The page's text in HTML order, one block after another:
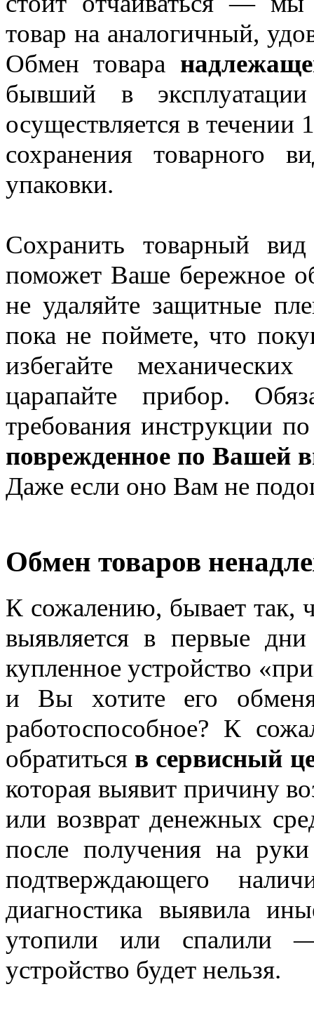
товар на аналогичный,
Обмен товара
бывший в
осуществляется в
сохранения товарного
упаковки.
Сохранить товарный вид
поможет Ваше бережное
не удаляйте защитные
пока не поймете, что
избегайте
царапайте прибор.
требования инструкции
поврежденное по Вашей
Даже если оно Вам не
Обмен товаров
К сожалению, бывает так,
выявляется в первые
купленное устройство
и Вы хотите его
работоспособное? К
обратиться в сервисный
которая выявит причину
или возврат денежных
после получения на
подтверждающего
диагностика выявила
утопили или спалили
устройство будет нельзя.